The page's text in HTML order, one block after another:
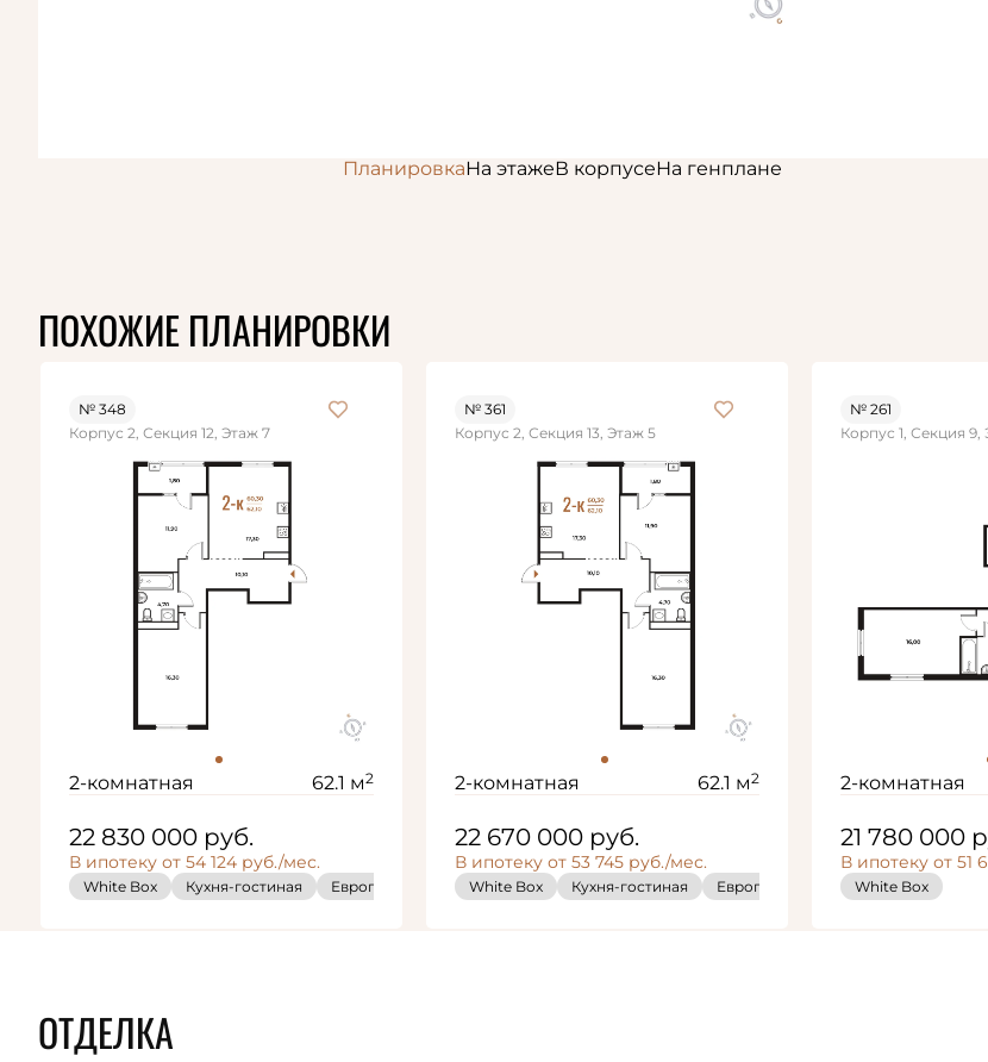
ПланировкаНа этажеВ корпусеНа генплане
ПОХОЖИЕ ПЛАНИРОВКИ
№ 348
Корпус 2, Секция 12, Этаж 7
2-комнатная 62.1 м2
22 830 000 руб.
В ипотеку от 54 124 руб./мес.
White Box Кухня-гостиная Европланировка White Box Кухня-гостиная Европланировка
№ 361
Корпус 2, Секция 13, Этаж 5
2-комнатная 62.1 м2
22 670 000 руб.
В ипотеку от 53 745 руб./мес.
White Box Кухня-гостиная Европланировка White Box
№ 261
Корпус 1, Секция 9,
2-комнатная
21 780 000
В ипотеку от 51
White Box
ОТДЕЛКА